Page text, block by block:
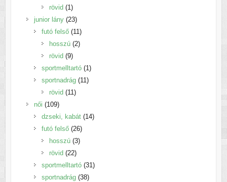
rövid 11
termék
junior lány 2323
termék
futó felső 1111
termék
hosszú 22
rövid 99
termék
sportmelltartó 11
termék
sportnadrág 1111
rövid 1111
női 109109
termék
dzseki, kabát 1414
futó felső 2626
termék
hosszú 33
rövid 2222
termék
sportmelltartó 3131
sportnadrág 3838